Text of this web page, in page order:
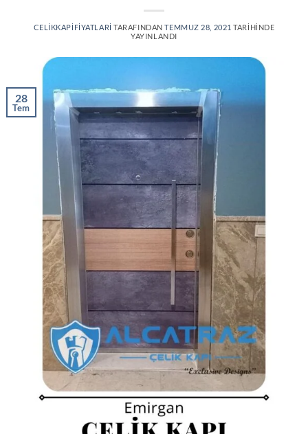
CELIKKAPIFIYATLARI TARAFINDAN TEMMUZ 28, 2021 TARIHINDE
YAYINLANDI
28
Tem